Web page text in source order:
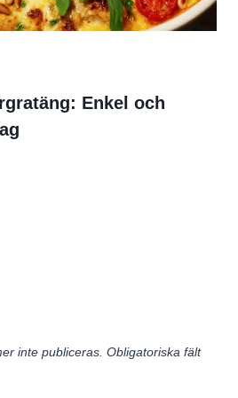
Enkel och
inte publiceras. Obligatoriska fält